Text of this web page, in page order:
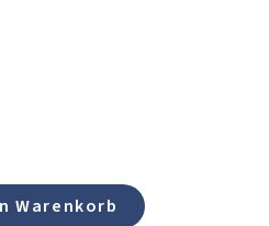
Warenkorb